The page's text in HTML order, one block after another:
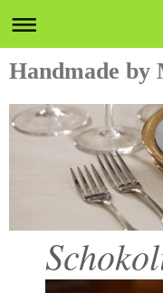
Handmade by